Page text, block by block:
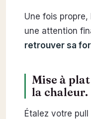
Une fois
une attention
retrouver sa
Mise à
la chaleur.
Étalez votre